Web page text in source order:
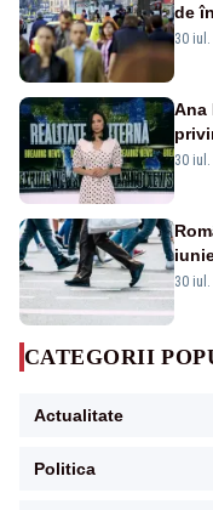
de
30 iul.
Ana
cer
30
30 iul.
CATEGORII
Actualitate
Politica